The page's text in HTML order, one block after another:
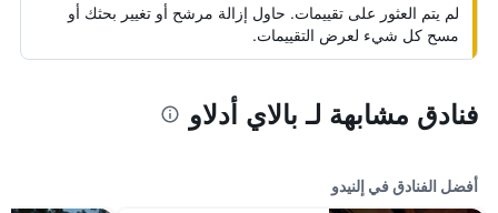
لم يتم العثور على تقييمات. حاول إزالة مرشح أو تغيير بحثك أو
مسح كل شيء لعرض التقييمات.
فنادق مشابهة لـ بالاي أدلاو
أفضل الفنادق في إلنيدو